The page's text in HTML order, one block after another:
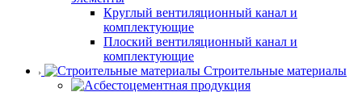
Круглый вентиляционный канал и
комплектующие
Плоский вентиляционный канал и
комплектующие
Строительные материалы